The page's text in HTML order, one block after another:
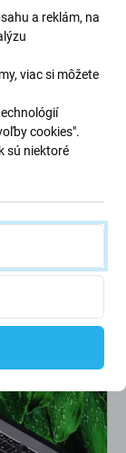
sebou.
a reklám, na
viac si môžete
cookies".
sú niektoré